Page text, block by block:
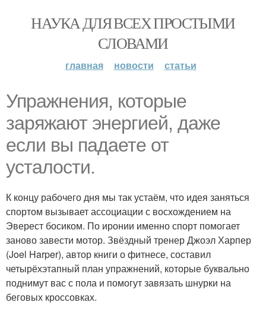
НАУКА ДЛЯ ВСЕХ ПРОСТЫМИ
СЛОВАМИ
главная новости статьи
Упражнения, которые
заряжают энергией, даже
если вы падаете от
усталости.
К концу рабочего дня мы так устаём, что идея заняться
спортом вызывает ассоциации с восхождением на
Эверест босиком. По иронии именно спорт помогает
заново завести мотор. Звёздный тренер Джоэл Харпер
(Joel Harper), автор книги о фитнесе, составил
четырёхэтапный план упражнений, которые буквально
поднимут вас с пола и помогут завязать шнурки на
беговых кроссовках.